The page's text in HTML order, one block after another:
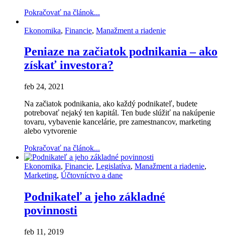
Pokračovať na článok...
Ekonomika, Financie, Manažment a riadenie
Peniaze na začiatok podnikania – ako
získať investora?
feb 24, 2021
Na začiatok podnikania, ako každý podnikateľ, budete
potrebovať nejaký ten kapitál. Ten bude slúžiť na nakúpenie
tovaru, vybavenie kancelárie, pre zamestnancov, marketing
alebo vytvorenie
Pokračovať na článok...
Ekonomika, Financie, Legislatíva, Manažment a riadenie,
Marketing, Účtovníctvo a dane
Podnikateľ a jeho základné
povinnosti
feb 11, 2019